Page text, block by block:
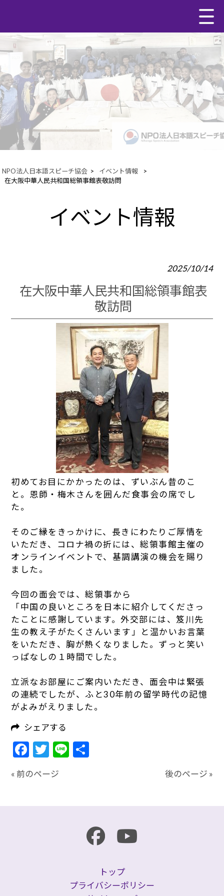
NPO法人日本語スピーチ協会 > イベント情報
>
在大阪中華人民共和国総領事館表敬訪問
イベント情報
2025/10/14
在大阪中華人民共和国総領事館表
敬訪問
初めてお目にかかったのは、ずいぶん昔のこ
と。恩師・梅木さんを囲んだ食事会の席でし
た。
そのご縁をきっかけに、長きにわたりご厚情を
いただき、コロナ禍の折には、総領事館主催の
オンラインイベントで、基調講演の機会を賜り
ました。
今回の面会では、総領事から
「中国の良いところを日本に紹介してくださっ
たことに感謝しています。外交部には、笈川先
生の教え子がたくさんいます」と温かいお言葉
をいただき、胸が熱くなりました。ずっと笑い
っぱなしの１時間でした。
立派なお部屋にご案内いただき、面会中は緊張
の連続でしたが、ふと30年前の留学時代の記憶
がよみがえりました。
シェアする
Facebook
Twitter
Line
« 前のページ 後のページ »
トップ
プライバシーポリシー